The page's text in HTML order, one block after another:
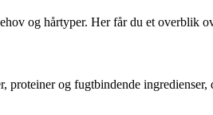
og hårtyper. Her får du et overblik
og fugtbindende